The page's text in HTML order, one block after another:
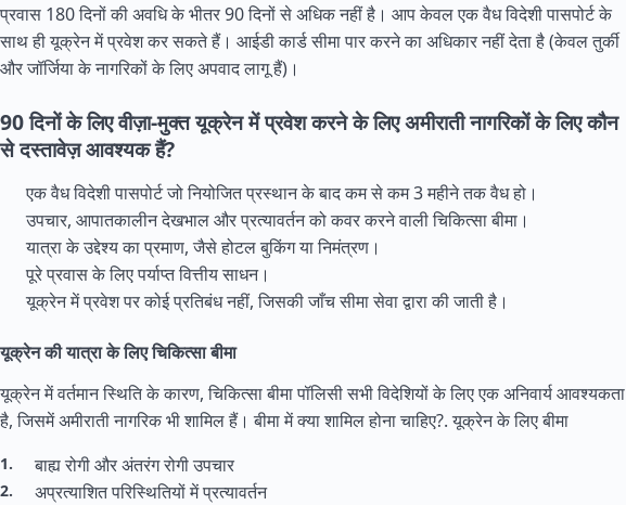
प्रवास 180 दिनों की अवधि के भीतर 90 दिनों से अधिक नहीं है। आप केवल एक वैध विदेशी पासपोर्ट के
साथ ही यूक्रेन में प्रवेश कर सकते हैं। आईडी कार्ड सीमा पार करने का अधिकार नहीं देता है (केवल तुर्की
और जॉर्जिया के नागरिकों के लिए अपवाद लागू हैं)।
90 दिनों के लिए वीज़ा-मुक्त यूक्रेन में प्रवेश करने के लिए अमीराती नागरिकों के लिए कौन
से दस्तावेज़ आवश्यक हैं?
एक वैध विदेशी पासपोर्ट जो नियोजित प्रस्थान के बाद कम से कम 3 महीने तक वैध हो।
उपचार, आपातकालीन देखभाल और प्रत्यावर्तन को कवर करने वाली चिकित्सा बीमा।
यात्रा के उद्देश्य का प्रमाण, जैसे होटल बुकिंग या निमंत्रण।
पूरे प्रवास के लिए पर्याप्त वित्तीय साधन।
यूक्रेन में प्रवेश पर कोई प्रतिबंध नहीं, जिसकी जाँच सीमा सेवा द्वारा की जाती है।
यूक्रेन की यात्रा के लिए चिकित्सा बीमा
यूक्रेन में वर्तमान स्थिति के कारण, चिकित्सा बीमा पॉलिसी सभी विदेशियों के लिए एक अनिवार्य आवश्यकता
है, जिसमें अमीराती नागरिक भी शामिल हैं। बीमा में क्या शामिल होना चाहिए?.यूक्रेन के लिए बीमा
बाह्य रोगी और अंतरंग रोगी उपचार
अप्रत्याशित परिस्थितियों में प्रत्यावर्तन